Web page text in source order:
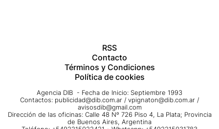
RSS
Contacto
Términos y Condiciones
Política de cookies
Agencia DIB - Fecha de Inicio: Septiembre 1993
Contactos: publicidad@dib.com.ar / vpignaton@dib.com.ar /
avisosdib@gmail.com
Dirección de las oficinas: Calle 48 Nº 726 Piso 4, La Plata; Provincia
de Buenos Aires, Argentina